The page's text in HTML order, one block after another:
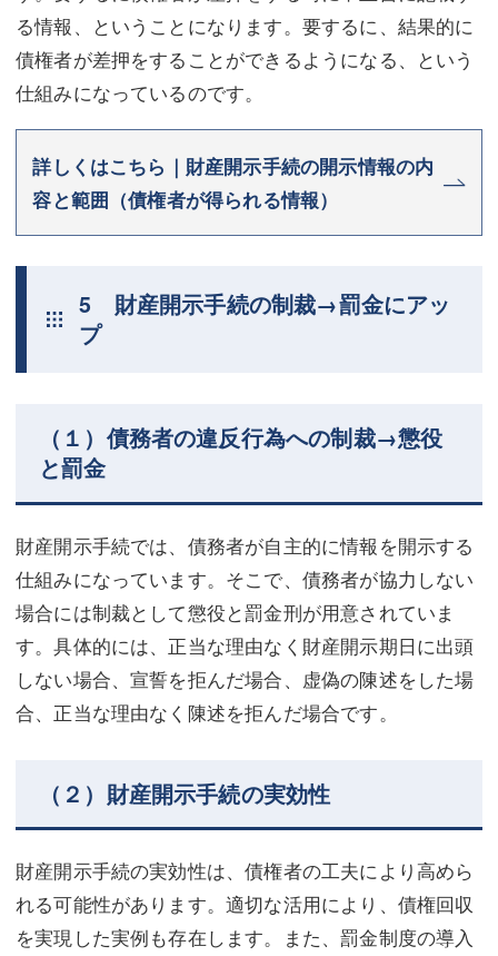
る情報、ということになります。要するに、結果的に
債権者が差押をすることができるようになる、という
仕組みになっているのです。
詳しくはこちら｜財産開示手続の開示情報の内
容と範囲（債権者が得られる情報）
5 財産開示手続の制裁→罰金にアッ
プ
（１）債務者の違反行為への制裁→懲役
と罰金
財産開示手続では、債務者が自主的に情報を開示する
仕組みになっています。そこで、債務者が協力しない
場合には制裁として懲役と罰金刑が用意されていま
す。具体的には、正当な理由なく財産開示期日に出頭
しない場合、宣誓を拒んだ場合、虚偽の陳述をした場
合、正当な理由なく陳述を拒んだ場合です。
（２）財産開示手続の実効性
財産開示手続の実効性は、債権者の工夫により高めら
れる可能性があります。適切な活用により、債権回収
を実現した実例も存在します。また、罰金制度の導入